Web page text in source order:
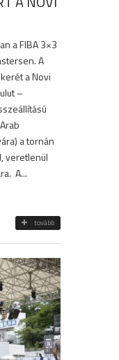
a FIBA 3×3
A
a Novi
–
a tornán
veretlenül
A...
tovább